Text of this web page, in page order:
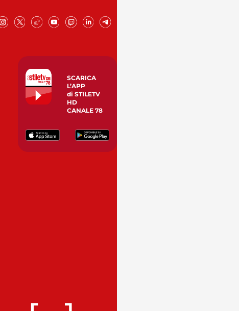
SCARICA
L’APP
di STILETV
HD
CANALE 78